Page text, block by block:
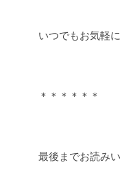
いつでもお気軽
＊＊＊＊＊＊
最後までお読み